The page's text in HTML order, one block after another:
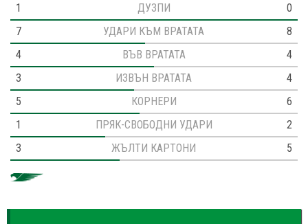
1
ДУЗПИ
0
7
УДАРИ КЪМ ВРАТАТА
8
4
ВЪВ ВРАТАТА
4
3
ИЗВЪН ВРАТАТА
4
5
КОРНЕРИ
6
1
ПРЯК-СВОБОДНИ УДАРИ
2
3
ЖЪЛТИ КАРТОНИ 5